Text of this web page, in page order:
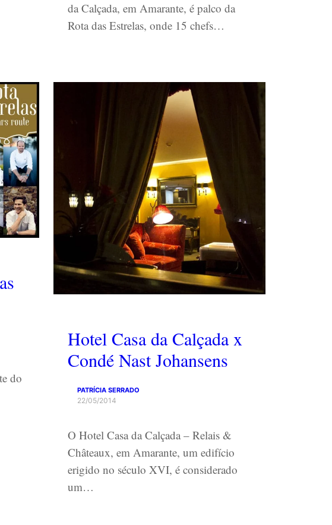
da Calçada, em Amarante, é palco da
Rota das Estrelas, onde 15 chefs…
do
Hotel Casa da Calçada x
Condé Nast Johansens
PATRÍCIA SERRADO
22/05/2014
O Hotel Casa da Calçada – Relais &
Châteaux, em Amarante, um edifício
erigido no século XVI, é considerado
um…